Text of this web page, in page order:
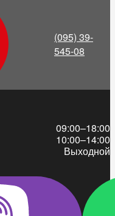
(095) 39-
545-08
09:00–18:00
10:00–14:00
Выходной